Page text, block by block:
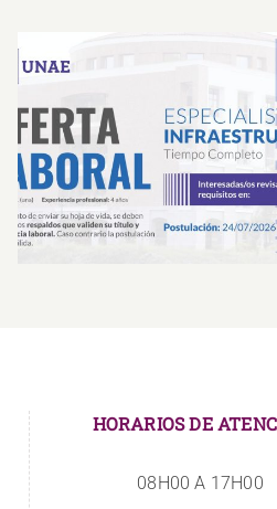
Oferta Laboral Especialista
Infraestructura
HORARIOS DE
08H00 A 17H00